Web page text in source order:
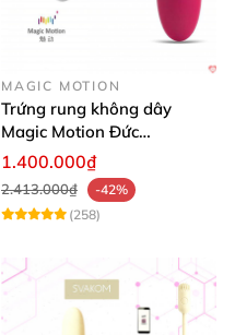
MAGIC MOTION
Trứng rung không dây
Magic Motion Đức
Bluetooth cao cấp kích thích
1.400.000₫
2.413.000₫
-42%
(258)